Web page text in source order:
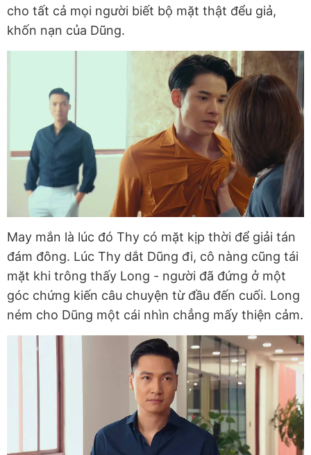
cho tất cả mọi người biết bộ mặt thật đểu giả,
khốn nạn của Dũng.
May mắn là lúc đó Thy có mặt kịp thời để giải tán
đám đông. Lúc Thy dắt Dũng đi, cô nàng cũng tái
mặt khi trông thấy Long - người đã đứng ở một
góc chứng kiến câu chuyện từ đầu đến cuối. Long
ném cho Dũng một cái nhìn chẳng mấy thiện cảm.